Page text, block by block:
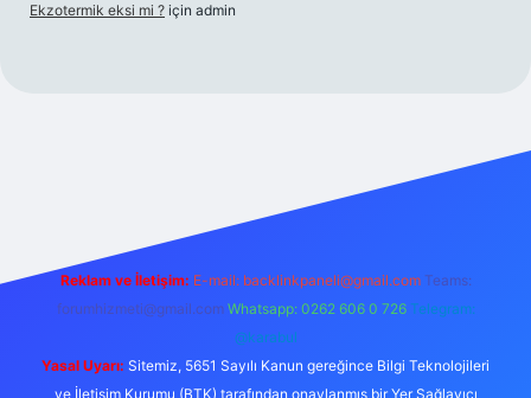
Ekzotermik eksi mi ? için admin
Reklam ve İletişim: E-mail: backlinkpaneli@gmail.com Teams:
forumhizmeti@gmail.com Whatsapp: 0262 606 0 726 Telegram:
@karabul
Yasal Uyarı: Sitemiz, 5651 Sayılı Kanun gereğince Bilgi Teknolojileri
ve İletişim Kurumu (BTK) tarafından onaylanmış bir Yer Sağlayıcı